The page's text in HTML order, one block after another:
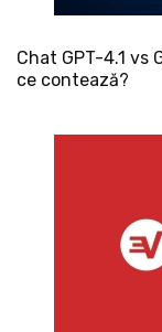
Chat GPT-4.1 vs
ce contează?